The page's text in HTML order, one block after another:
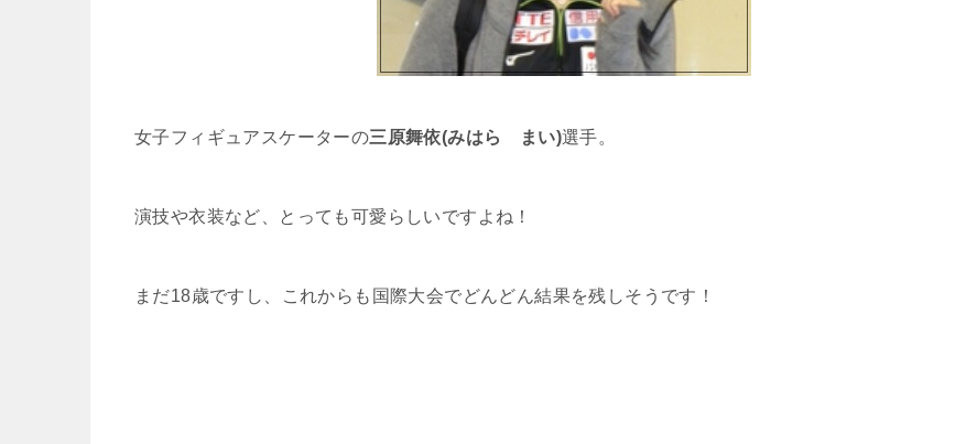
女子フィギュアスケーターの三原舞依(みはら まい)選手。
演技や衣装など、とっても可愛らしいですよね！
まだ18歳ですし、これからも国際大会でどんどん結果を残しそうです！